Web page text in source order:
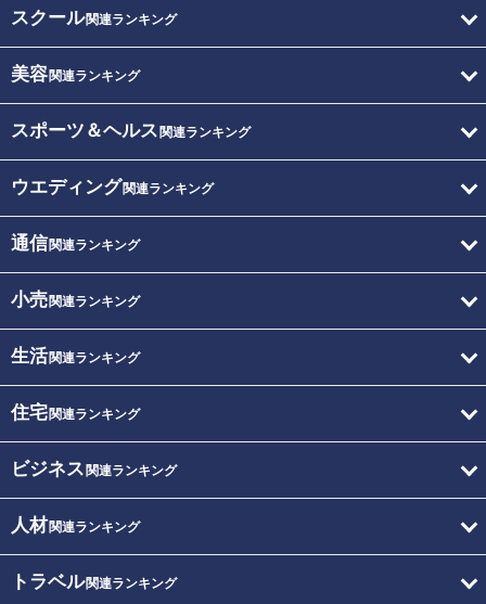
スクール関連ランキング
美容関連ランキング
スポーツ＆ヘルス 関連ランキング
ウエディング関連ランキング
通信関連ランキング
小売関連ランキング
生活関連ランキング
住宅関連ランキング
ビジネス 関連ランキング
人材関連ランキング
トラベル関連ランキング